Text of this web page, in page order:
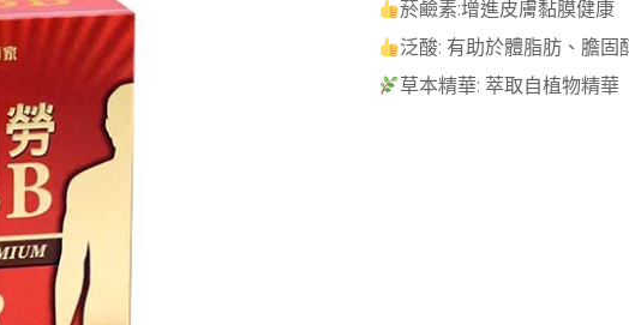
菸鹼素:增進皮膚黏膜健康
泛酸: 有助於體脂肪、膽
草本精華: 萃取自植物精華